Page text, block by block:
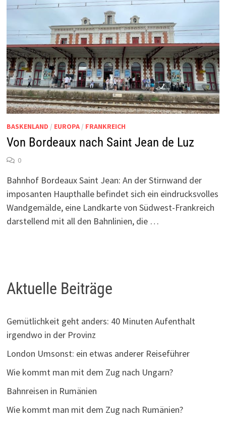
BASKENLAND / EUROPA/ FRANKREICH
Von Bordeaux nach Saint Jean de Luz
0
Bahnhof Bordeaux Saint Jean: An der Stirnwand der
imposanten Haupthalle befindet sich ein eindrucksvolles
Wandgemälde, eine Landkarte von Südwest-Frankreich
darstellend mit all den Bahnlinien, die …
Aktuelle Beiträge
Gemütlichkeit geht anders: 40 Minuten Aufenthalt
irgendwo in der Provinz
London Umsonst: ein etwas anderer Reiseführer
Wie kommt man mit dem Zug nach Ungarn?
Bahnreisen in Rumänien
Wie kommt man mit dem Zug nach Rumänien?